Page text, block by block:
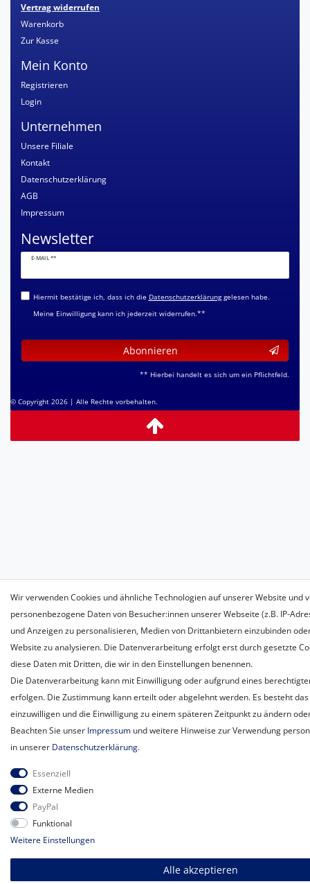
Vertrag widerrufen
Warenkorb
Zur Kasse
Mein Konto
Registrieren
Login
Unternehmen
Unsere Filiale
Kontakt
Datenschutzerklärung
AGB
Impressum
Newsletter
E-MAIL **
Newsletter
Honig
Hiermit bestätige ich, dass ich die Daten­schutz­erklärunggelesen habe.
Meine Einwilligung kann ich jederzeit widerrufen.**
Abonnieren
** Hierbei handelt es sich um ein Pflichtfeld.
© Copyright 2026 | Alle Rechte vorbehalten.
Wir verwenden Cookies und ähnliche Technologien auf unserer Website und
personenbezogene Daten von Besucher:innen unserer Webseite (z.B. IP-
und Anzeigen zu personalisieren, Medien von Drittanbietern einzubinden
Website zu analysieren. Die Datenverarbeitung erfolgt erst durch gesetzte
diese Daten mit Dritten, die wir in den Einstellungen benennen.
Die Datenverarbeitung kann mit Einwilligung oder aufgrund eines
erfolgen. Die Zustimmung kann erteilt oder abgelehnt werden. Es besteht das
einzuwilligen und die Einwilligung zu einem späteren Zeitpunkt zu ändern
Beachten Sie unser Impressum und weitere Hinweise zur Verwendung
in unserer Daten­schutz­erklärung.
Essenziell
Externe Medien
PayPal
Funktional
Weitere Einstellungen
Alle akzeptieren